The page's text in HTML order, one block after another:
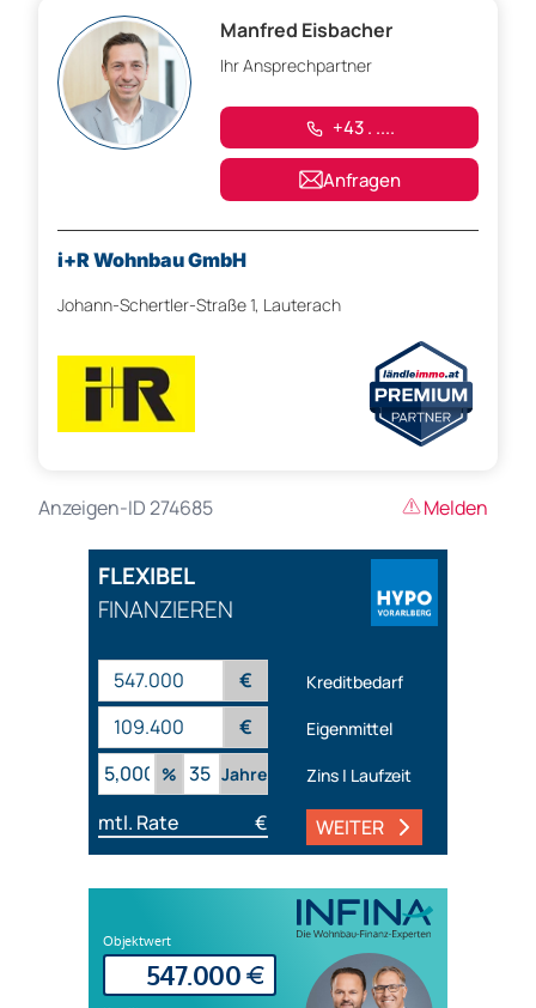
Manfred Eisbacher
Ihr Ansprechpartner
+43 . ....
Anfragen
i+R Wohnbau GmbH
Johann-Schertler-Straße 1, Lauterach
Anzeigen-ID 274685 Melden
FLEXIBEL
FINANZIEREN
€ Kreditbedarf
€
Eigenmittel
%
Jahre Zins | Laufzeit
mtl. Rate € WEITER